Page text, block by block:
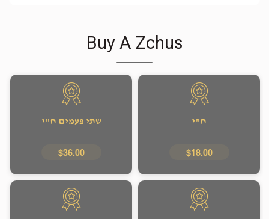
Buy A Zchus
ח"י
$18.00
שתי פעמים ח"י
$36.00